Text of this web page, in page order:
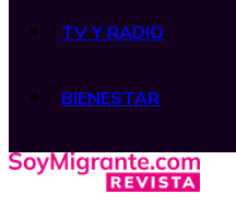
TV Y RADIO
BIENESTAR